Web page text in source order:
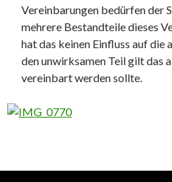
Vereinbarungen bedürfen der
mehrere Bestandteile dieses
hat das keinen Einfluss auf die
den unwirksamen Teil gilt das
vereinbart werden sollte.